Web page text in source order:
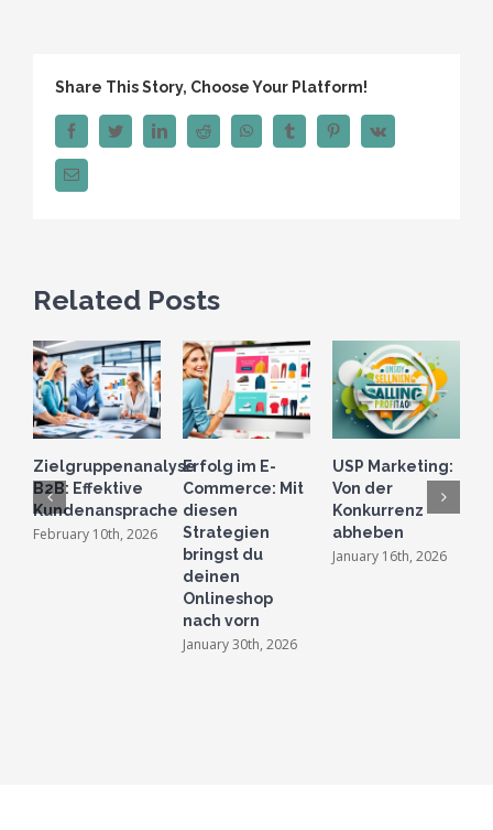
Share This Story, Choose Your Platform!
FacebookTwitterLinkedInRedditWhatsAppTumblr PinterestVk
Related Posts
Zielgruppenanalyse
B2B: Effektive
Kundenansprache
February 10th, 2026
Erfolg im E-
Commerce: Mit
diesen
Strategien
bringst du
deinen
Onlineshop
nach vorn
January 30th, 2026
USP Marketing:
Von der
Konkurrenz
abheben
January 16th, 2026